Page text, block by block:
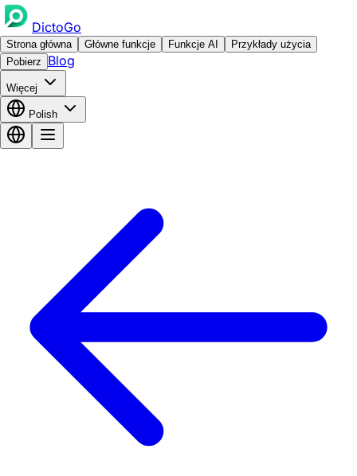
DictoGo
Strona główna Główne funkcje Funkcje AI
Przykłady użycia
Pobierz
Blog
Więcej
Polish